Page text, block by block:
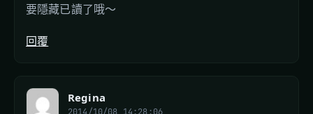
要隱藏已讀了哦～
回覆
Regina
2014/10/08 14:28:06